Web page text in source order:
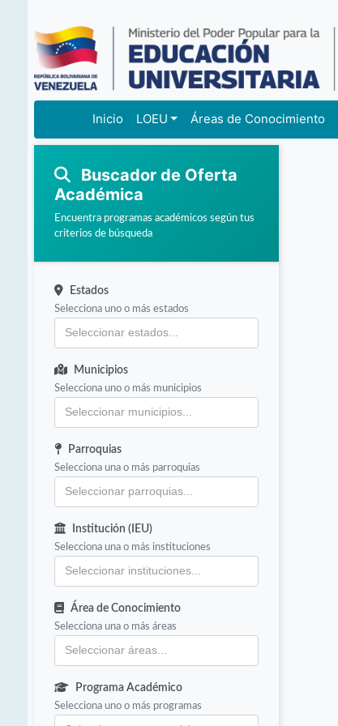
Inicio LOEU Áreas de Conocimiento
Buscador de Oferta
Académica
Encuentra programas académicos según tus
criterios de búsqueda
Estados
Selecciona uno o más estados
Municipios
Selecciona uno o más municipios
Parroquias
Selecciona una o más parroquias
Institución (IEU)
Selecciona una o más instituciones
Área de Conocimiento
Selecciona una o más áreas
Programa Académico
Selecciona uno o más programas